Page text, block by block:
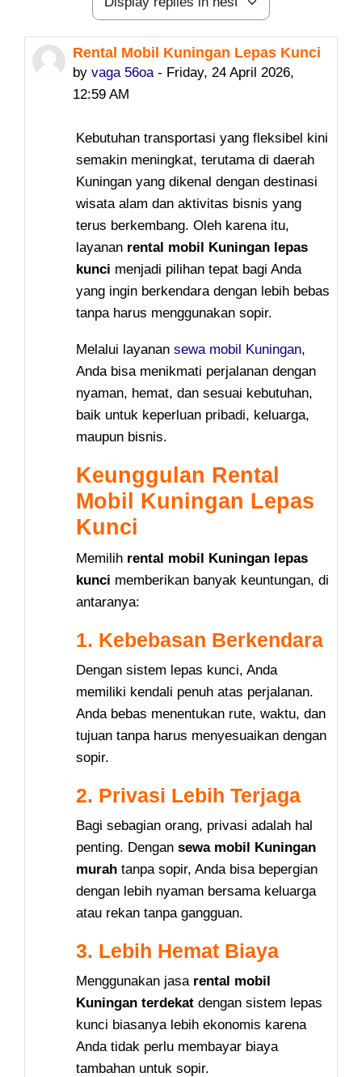
Display mode
Rental Mobil Kuningan Lepas Kunci
by vaga 56oa- Friday, 24 April 2026,
12:59 AM
Number of replies: 0
Kebutuhan transportasi yang fleksibel kini
semakin meningkat, terutama di daerah
Kuningan yang dikenal dengan destinasi
wisata alam dan aktivitas bisnis yang
terus berkembang. Oleh karena itu,
layanan rental mobil Kuningan lepas
kunci menjadi pilihan tepat bagi Anda
yang ingin berkendara dengan lebih bebas
tanpa harus menggunakan sopir.
Melalui layanan sewa mobil Kuningan,
Anda bisa menikmati perjalanan dengan
nyaman, hemat, dan sesuai kebutuhan,
baik untuk keperluan pribadi, keluarga,
maupun bisnis.
Keunggulan Rental
Mobil Kuningan Lepas
Kunci
Memilih rental mobil Kuningan lepas
kunci memberikan banyak keuntungan, di
antaranya:
1. Kebebasan Berkendara
Dengan sistem lepas kunci, Anda
memiliki kendali penuh atas perjalanan.
Anda bebas menentukan rute, waktu, dan
tujuan tanpa harus menyesuaikan dengan
sopir.
2. Privasi Lebih Terjaga
Bagi sebagian orang, privasi adalah hal
penting. Dengan sewa mobil Kuningan
murah tanpa sopir, Anda bisa bepergian
dengan lebih nyaman bersama keluarga
atau rekan tanpa gangguan.
3. Lebih Hemat Biaya
Menggunakan jasa rental mobil
Kuningan terdekat dengan sistem lepas
kunci biasanya lebih ekonomis karena
Anda tidak perlu membayar biaya
tambahan untuk sopir.